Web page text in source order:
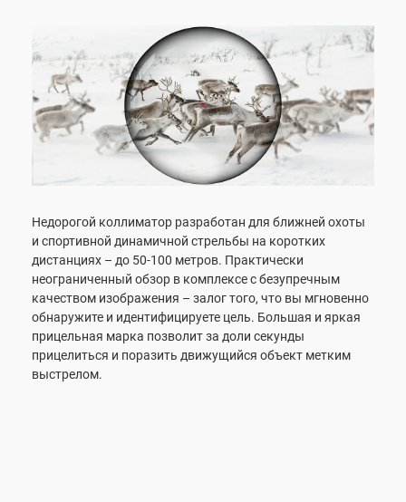
Недорогой коллиматор разработан для ближней охоты
и спортивной динамичной стрельбы на коротких
дистанциях – до 50-100 метров. Практически
неограниченный обзор в комплексе с безупречным
качеством изображения – залог того, что вы мгновенно
обнаружите и идентифицируете цель. Большая и яркая
прицельная марка позволит за доли секунды
прицелиться и поразить движущийся объект метким
выстрелом.